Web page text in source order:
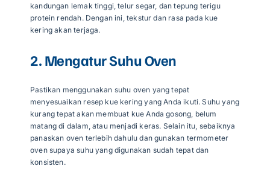
kandungan lemak tinggi, telur segar, dan tepung terigu
protein rendah. Dengan ini, tekstur dan rasa pada kue
kering akan terjaga.
2. Mengatur Suhu Oven
Pastikan menggunakan suhu oven yang tepat
menyesuaikan resep kue kering yang Anda ikuti. Suhu yang
kurang tepat akan membuat kue Anda gosong, belum
matang di dalam, atau menjadi keras. Selain itu, sebaiknya
panaskan oven terlebih dahulu dan gunakan termometer
oven supaya suhu yang digunakan sudah tepat dan
konsisten.